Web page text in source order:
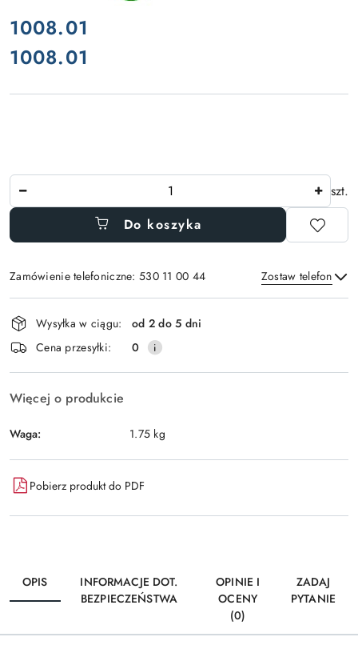
cena:
1008.01
Cena:
1008.01
szt.
Do koszyka
Zamówienie telefoniczne: 530 11 00 44 Zostaw telefon
Wyślij
Dostępność
i
dostawa
Wysyłka w ciągu:
od 2 do 5 dni
Cena przesyłki:
0
Więcej o produkcie
Waga: 1.75 kg
Pobierz produkt do PDF
OPIS
INFORMACJE DOT.
BEZPIECZEŃSTWA
OPINIE I
OCENY
(0)
ZADAJ
PYTANIE